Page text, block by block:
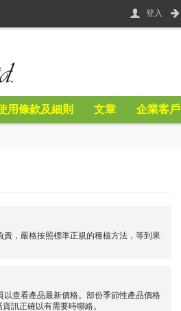
登入
用條款及細則 文章 企業客戶
責，嚴格按照標準正規的種植方法，等到果
以查看產品最新價格。部份季節性產品價格
訊正確以有需要時聯絡。